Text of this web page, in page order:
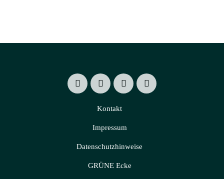
Kontakt
Impressum
Datenschutzhinweise
GRÜNE Ecke